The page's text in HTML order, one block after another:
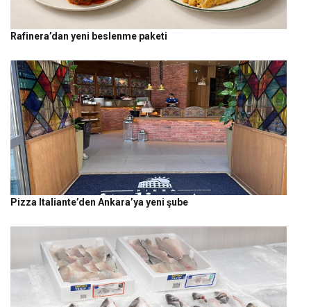
Rafinera’dan yeni beslenme paketi
Pizza Italiante’den Ankara’ya yeni şube